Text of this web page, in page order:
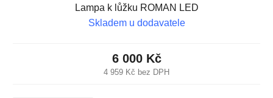
Lampa k lůžku ROMAN LED
Skladem u dodavatele
4 959 Kč bez DPH
6 000 Kč